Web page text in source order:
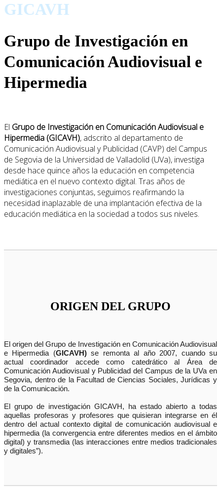
GICAVH
Grupo de Investigación en
Comunicación Audiovisual e
Hipermedia
El Grupo de Investigación en Comunicación Audiovisual e
Hipermedia (GICAVH), adscrito al departamento de
Comunicación Audiovisual y Publicidad (CAVP) del Campus
de Segovia de la Universidad de Valladolid (UVa), investiga
desde hace quince años la educación en competencia
mediática en el nuevo contexto digital. Tras años de
investigaciones conjuntas, seguimos reafirmando la
necesidad inaplazable de una implantación efectiva de la
educación mediática en la sociedad a todos sus niveles.
ORIGEN DEL GRUPO
El origen del Grupo de Investigación en Comunicación Audiovisual
e Hipermedia (GICAVH)se remonta al año 2007, cuando su
actual coordinador accede como catedrático al Área de
Comunicación Audiovisual y Publicidad del Campus de la UVa en
Segovia, dentro de la Facultad de Ciencias Sociales, Jurídicas y
de la Comunicación.
El grupo de investigación GICAVH, ha estado abierto a todas
aquellas profesoras y profesores que quisieran integrarse en él
dentro del actual contexto digital de comunicación audiovisual e
hipermedia (la convergencia entre diferentes medios en el ámbito
digital) y transmedia (las interacciones entre medios tradicionales
y digitales”).